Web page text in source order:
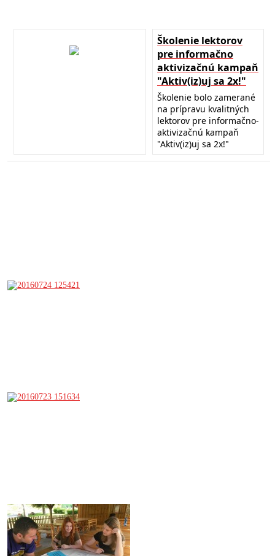
Školenie lektorov
pre informačno
aktivizačnú kampaň
"Aktiv(iz)uj sa 2x!"
Školenie bolo zamerané
na prípravu kvalitných
lektorov pre informačno-
aktivizačnú kampaň
"Aktiv(iz)uj sa 2x!"